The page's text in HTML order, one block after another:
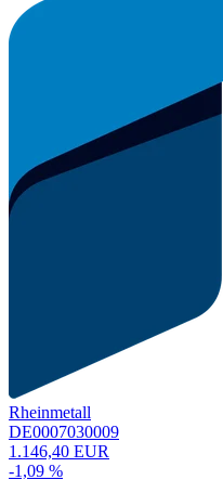
Rheinmetall
DE0007030009
1.146,40 EUR
-1,09 %